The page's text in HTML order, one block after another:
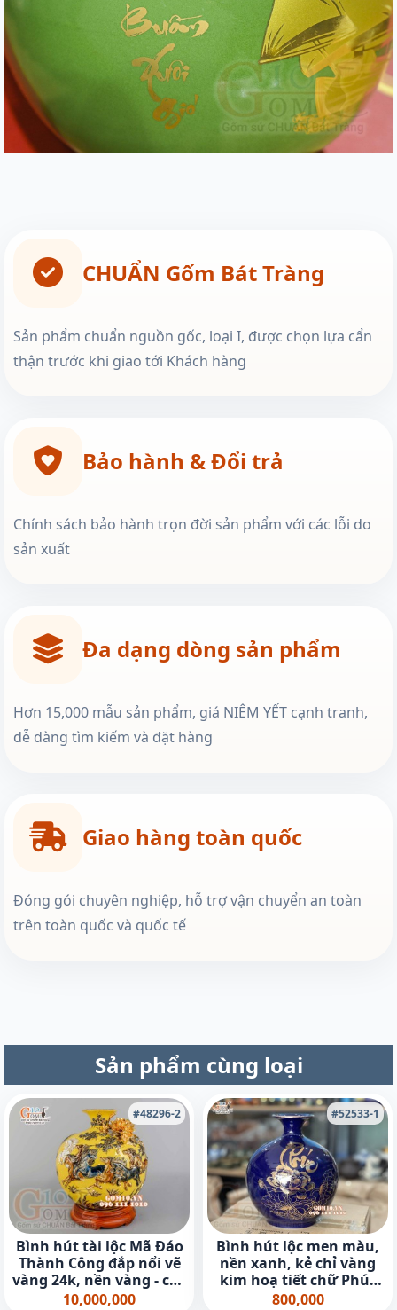
CHUẨN Gốm Bát Tràng
Sản phẩm chuẩn nguồn gốc, loại I, được chọn lựa cẩn
thận trước khi giao tới Khách hàng
Bảo hành & Đổi trả
Chính sách bảo hành trọn đời sản phẩm với các lỗi do
sản xuất
Đa dạng dòng sản phẩm
Hơn 15,000 mẫu sản phẩm, giá NIÊM YẾT cạnh tranh,
dễ dàng tìm kiếm và đặt hàng
Giao hàng toàn quốc
Đóng gói chuyên nghiệp, hỗ trợ vận chuyển an toàn
trên toàn quốc và quốc tế
Sản phẩm cùng loại
#48296-2
Bình hút tài lộc Mã Đáo
Thành Công đắp nổi vẽ
vàng 24k, nền vàng - cao
30cm
10,000,000
#52533-1
Bình hút lộc men màu,
nền xanh, kẻ chỉ vàng
kim hoạ tiết chữ Phúc
Lộc, cao 22cm
800,000